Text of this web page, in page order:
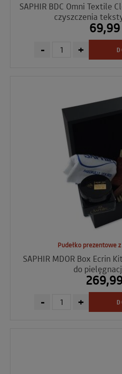
SAPHIR BDC Omni Textile
czyszczenia
69,99
- +
Pudełko prezentowe
SAPHIR MDOR Box Ecrin
do
- +